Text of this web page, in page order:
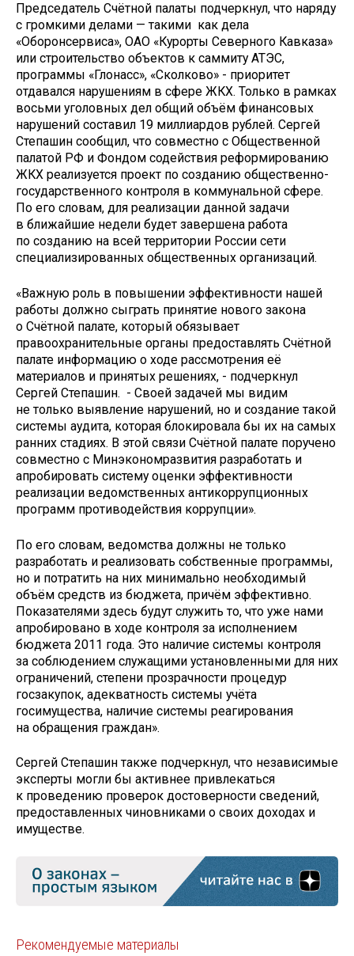
Председатель Счётной палаты подчеркнул, что наряду
с громкими делами — такими как дела
«Оборонсервиса», ОАО «Курорты Северного Кавказа»
или строительство объектов к саммиту АТЭС,
программы «Глонасс», «Сколково» - приоритет
отдавался нарушениям в сфере ЖКХ. Только в рамках
восьми уголовных дел общий объём финансовых
нарушений составил 19 миллиардов рублей. Сергей
Степашин сообщил, что совместно с Общественной
палатой РФ и Фондом содействия реформированию
ЖКХ реализуется проект по созданию общественно-
государственного контроля в коммунальной сфере.
По его словам, для реализации данной задачи
в ближайшие недели будет завершена работа
по созданию на всей территории России сети
специализированных общественных организаций.
«Важную роль в повышении эффективности нашей
работы должно сыграть принятие нового закона
о Счётной палате, который обязывает
правоохранительные органы предоставлять Счётной
палате информацию о ходе рассмотрения её
материалов и принятых решениях, - подчеркнул
Сергей Степашин. - Своей задачей мы видим
не только выявление нарушений, но и создание такой
системы аудита, которая блокировала бы их на самых
ранних стадиях. В этой связи Счётной палате поручено
совместно с Минэкономразвития разработать и
апробировать систему оценки эффективности
реализации ведомственных антикоррупционных
программ противодействия коррупции».
По его словам, ведомства должны не только
разработать и реализовать собственные программы,
но и потратить на них минимально необходимый
объём средств из бюджета, причём эффективно.
Показателями здесь будут служить то, что уже нами
апробировано в ходе контроля за исполнением
бюджета 2011 года. Это наличие системы контроля
за соблюдением служащими установленными для них
ограничений, степени прозрачности процедур
госзакупок, адекватность системы учёта
госимущества, наличие системы реагирования
на обращения граждан».
Сергей Степашин также подчеркнул, что независимые
эксперты могли бы активнее привлекаться
к проведению проверок достоверности сведений,
предоставленных чиновниками о своих доходах и
имуществе.
Рекомендуемые материалы